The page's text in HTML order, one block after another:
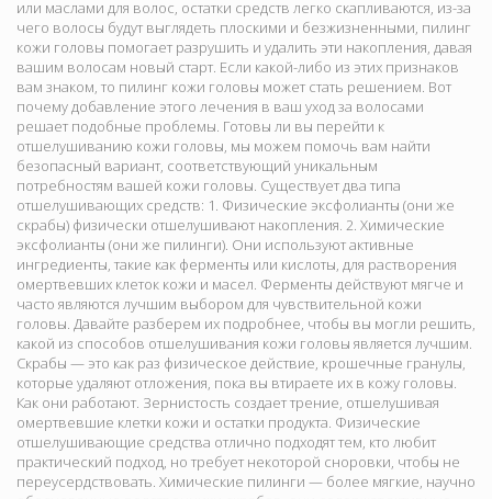
или маслами для волос, остатки средств легко скапливаются, из-за
чего волосы будут выглядеть плоскими и безжизненными, пилинг
кожи головы помогает разрушить и удалить эти накопления, давая
вашим волосам новый старт. Если какой-либо из этих признаков
вам знаком, то пилинг кожи головы может стать решением. Вот
почему добавление этого лечения в ваш уход за волосами
решает подобные проблемы. Готовы ли вы перейти к
отшелушиванию кожи головы, мы можем помочь вам найти
безопасный вариант, соответствующий уникальным
потребностям вашей кожи головы. Существует два типа
отшелушивающих средств: 1. Физические эксфолианты (они же
скрабы) физически отшелушивают накопления. 2. Химические
эксфолианты (они же пилинги). Они используют активные
ингредиенты, такие как ферменты или кислоты, для растворения
омертвевших клеток кожи и масел. Ферменты действуют мягче и
часто являются лучшим выбором для чувствительной кожи
головы. Давайте разберем их подробнее, чтобы вы могли решить,
какой из способов отшелушивания кожи головы является лучшим.
Скрабы — это как раз физическое действие, крошечные гранулы,
которые удаляют отложения, пока вы втираете их в кожу головы.
Как они работают. Зернистость создает трение, отшелушивая
омертвевшие клетки кожи и остатки продукта. Физические
отшелушивающие средства отлично подходят тем, кто любит
практический подход, но требует некоторой сноровки, чтобы не
переусердствовать. Химические пилинги — более мягкие, научно